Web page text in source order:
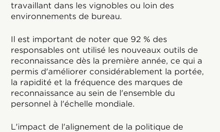
travaillant dans les vignobles ou loin des
environnements de bureau.
Il est important de noter que 92 % des
responsables ont utilisé les nouveaux outils de
reconnaissance dès la première année, ce qui a
permis d'améliorer considérablement la portée,
la rapidité et la fréquence des marques de
reconnaissance au sein de l'ensemble du
personnel à l'échelle mondiale.
L'impact de l'alignement de la politique de